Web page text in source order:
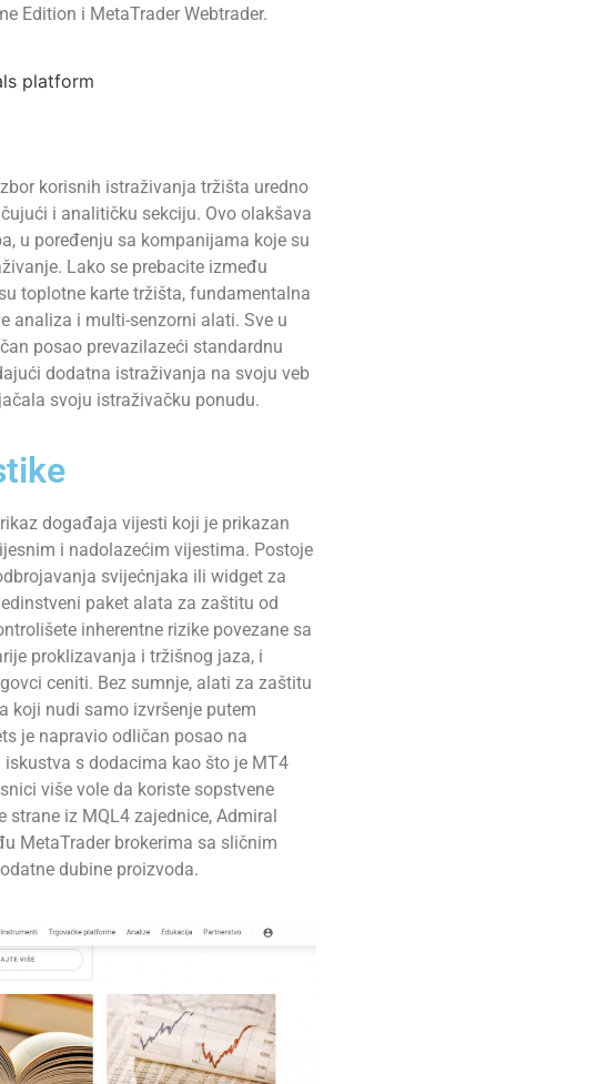
Edition i MetaTrader Webtrader.
korisnih istraživanja tržišta uredno
i analitičku sekciju. Ovo olakšava
u poređenju sa kompanijama koje su
Lako se prebacite između
toplotne karte tržišta, fundamentalna
analiza i multi-senzorni alati. Sve u
posao prevazilazeći standardnu
dodatna istraživanja na svoju veb
svoju istraživačku ponudu.
događaja vijesti koji je prikazan
i nadolazećim vijestima. Postoje
svijećnjaka ili widget za
paket alata za zaštitu od
inherentne rizike povezane sa
proklizavanja i tržišnog jaza, i
ceniti. Bez sumnje, alati za zaštitu
koji nudi samo izvršenje putem
je napravio odličan posao na
s dodacima kao što je MT4
više vole da koriste sopstvene
strane iz MQL4 zajednice, Admiral
MetaTrader brokerima sa sličnim
dubine proizvoda.